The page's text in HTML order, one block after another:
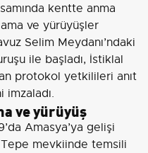
kentte anma
ve yürüyüşler
Selim Meydanı’ndaki
ile başladı, İstiklal
protokol yetkilileri anıt
ve yürüyüş
Amasya’ya gelişi
Tepe mevkiinde temsili